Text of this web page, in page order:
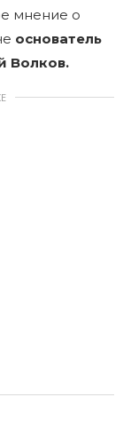
мнение о
основатель
Волков.